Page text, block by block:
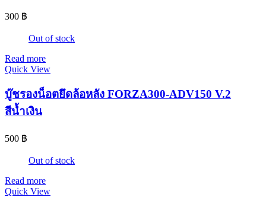
300 ฿
Out of stock
Read more
Quick View
บู๊ชรองน็อตยึดล้อหลัง FORZA300-ADV150 V.2
สีน้ำเงิน
500 ฿
Out of stock
Read more
Quick View